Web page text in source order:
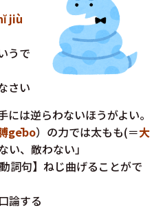
jiù
うで
さい
は逆らわないほうがよい。
gēbo）の力では太もも(＝大
い、敵わない」
詞句】ねじ曲げることがで
論する